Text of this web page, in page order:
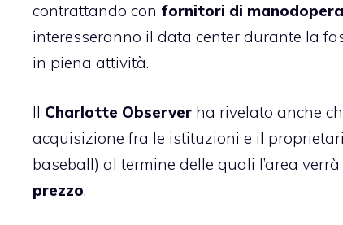
contrattando con fornitori di
interesseranno il data center durante la
in piena attività.
Il Charlotte Observer ha rivelato anche
acquisizione fra le istituzioni e il
baseball) al termine delle quali l’area
prezzo.